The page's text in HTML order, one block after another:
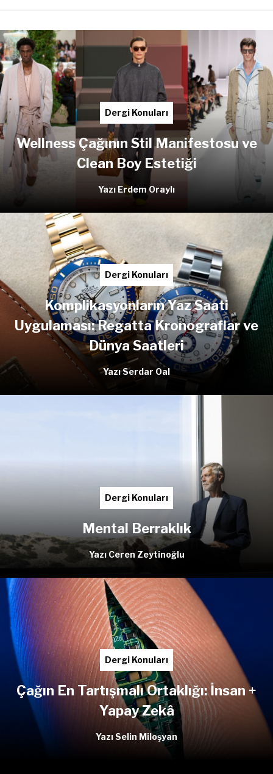
Dergi Konuları
Wellness Çağının Stil Manifestosu ve
Clean Boy Estetiği
Yazı Erdem Oraylı
Dergi Konuları
Komplikasyonların Yaz Saati
Uygulaması: Regatta Kronograflar ve
Dünya Saatleri
Yazı Serdar Oal
Dergi Konuları
Mental Berraklık
Yazı Ceren Zeytinoğlu
Dergi Konuları
Çağın En Tartışmalı Ortaklığı: İnsan +
Yapay Zekâ
Yazı Selin Miloşyan